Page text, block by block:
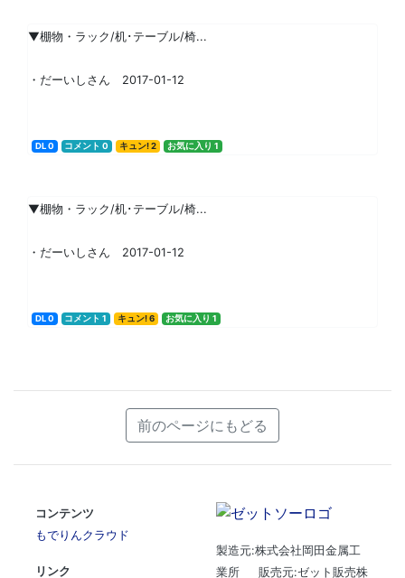
▼棚物・ラック/机･テーブル/椅...
・だーいしさん 2017-01-12
DL 0 コメント 0 キュン! 2 お気に入り 1
▼棚物・ラック/机･テーブル/椅...
・だーいしさん 2017-01-12
DL 0 コメント 1 キュン! 6 お気に入り 1
前のページにもどる
コンテンツ
もでりんクラウド
リンク
製造元:株式会社岡田金属工
業所 販売元:ゼット販売株